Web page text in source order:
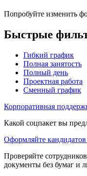
Попробуйте изменить
Быстрые
Гибкий график
Полная занятость
Полный день
Проектная работа
Сменный график
Корпоративная
Какой соцпакет вы
Оформляйте
Проверяйте
документы без бумаг и